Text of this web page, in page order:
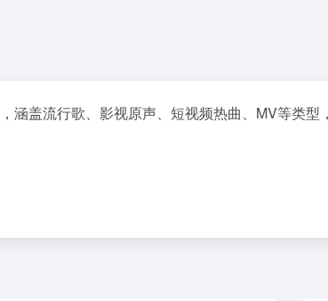
盖流行歌、影视原声、短视频热曲、MV等类